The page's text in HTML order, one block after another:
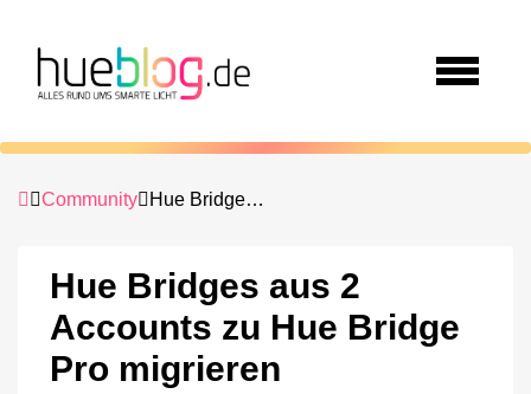
Community Hue Bridges aus 2 Accounts zu Hue Bridge Pro migrieren
Hue Bridges aus 2
Accounts zu Hue Bridge
Pro migrieren